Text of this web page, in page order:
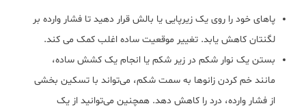
پاهای خود را روی یک زیرپایی یا بالش قرار دهید تا فشار وارده بر
لگنتان کاهش یابد. تغییر موقعیت ساده اغلب کمک می کند.
بستن یک نوار شکم در زیر شکم یا انجام یک کشش ساده،
مانند خم کردن زانوها به سمت شکم، می‌تواند با تسکین بخشی
از فشار وارده، درد را کاهش دهد. همچنین می‌توانید از یک